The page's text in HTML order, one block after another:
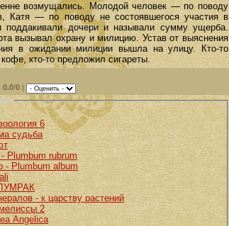
возмущались. Молодой человек — по поводу
Катя — по поводу не состоявшегося участия в
поддакивали дочери и называли сумму ущерба.
вызывал охрану и милицию. Устав от выяснения
в ожидании милиции вышла на улицу. Кто-то
кто-то предложил сигареты.
0.0/0
6
судьба
Plumbum rubrum
- Plumbum album
- к царству растений
2
Angelica